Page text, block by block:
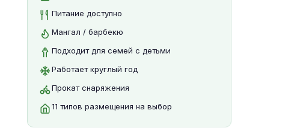
Питание доступно
Мангал / барбекю
Подходит для семей с детьми
Работает круглый год
Прокат снаряжения
11 типов размещения на выбор